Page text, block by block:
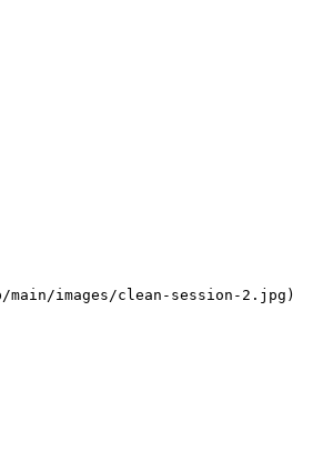
images/clean-session-2.jpg)